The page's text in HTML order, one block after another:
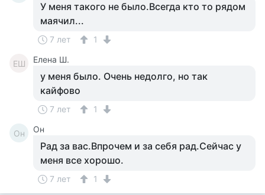
У меня такого не было.Всегда кто то рядом
маячил...
7 лет 1
ЕШ Елена Ш.
у меня было. Очень недолго, но так
кайфово
7 лет 1
Он Он
Рад за вас.Впрочем и за себя рад.Сейчас у
меня все хорошо.
7 лет 1